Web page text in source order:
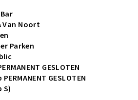
Van Noort
Parken
GESLOTEN
PERMANENT GESLOTEN
S)